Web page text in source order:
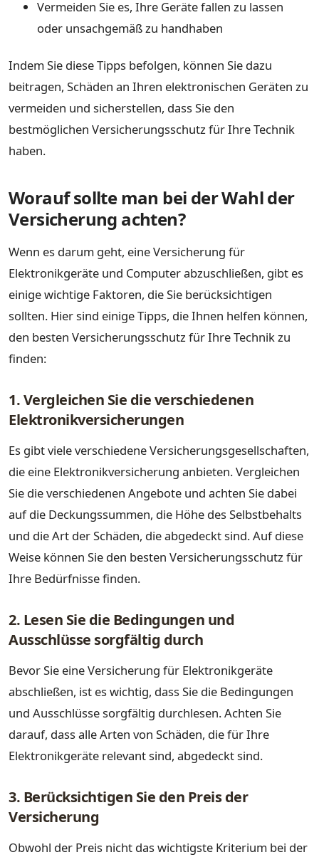
Vermeiden Sie es, Ihre Geräte fallen zu lassen
oder unsachgemäß zu handhaben
Indem Sie diese Tipps befolgen, können Sie dazu
beitragen, Schäden an Ihren elektronischen Geräten zu
vermeiden und sicherstellen, dass Sie den
bestmöglichen Versicherungsschutz für Ihre Technik
haben.
Worauf sollte man bei der Wahl der
Versicherung achten?
Wenn es darum geht, eine Versicherung für
Elektronikgeräte und Computer abzuschließen, gibt es
einige wichtige Faktoren, die Sie berücksichtigen
sollten. Hier sind einige Tipps, die Ihnen helfen können,
den besten Versicherungsschutz für Ihre Technik zu
finden:
1. Vergleichen Sie die verschiedenen
Elektronikversicherungen
Es gibt viele verschiedene Versicherungsgesellschaften,
die eine Elektronikversicherung anbieten. Vergleichen
Sie die verschiedenen Angebote und achten Sie dabei
auf die Deckungssummen, die Höhe des Selbstbehalts
und die Art der Schäden, die abgedeckt sind. Auf diese
Weise können Sie den besten Versicherungsschutz für
Ihre Bedürfnisse finden.
2. Lesen Sie die Bedingungen und
Ausschlüsse sorgfältig durch
Bevor Sie eine Versicherung für Elektronikgeräte
abschließen, ist es wichtig, dass Sie die Bedingungen
und Ausschlüsse sorgfältig durchlesen. Achten Sie
darauf, dass alle Arten von Schäden, die für Ihre
Elektronikgeräte relevant sind, abgedeckt sind.
3. Berücksichtigen Sie den Preis der
Versicherung
Obwohl der Preis nicht das wichtigste Kriterium bei der